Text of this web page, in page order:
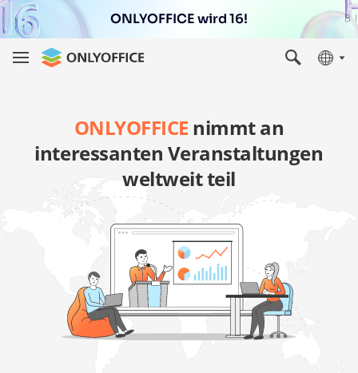
ONLYOFFICE wird 16!
ONLYOFFICE nimmt an
interessanten Veranstaltungen
weltweit teil